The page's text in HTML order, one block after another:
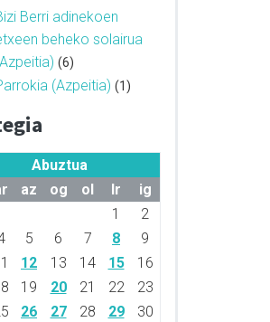
Berri adinekoen
beheko solairua
(6)
(Azpeitia) (1)
Abuztua
az og ol lr
ig
1
2
5 6 7 8
9
12 13 14 15
16
19 20 21 22
23
26 27 28 29
30